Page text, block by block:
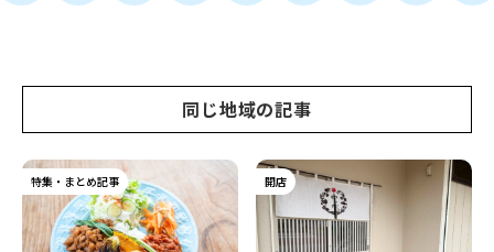
同じ地域の記事
特集・まとめ記事 開店